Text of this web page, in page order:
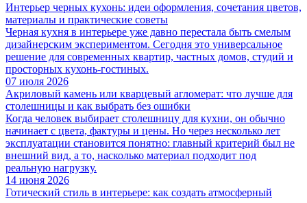
Интерьер черных кухонь: идеи оформления, сочетания цветов,
материалы и практические советы
Черная кухня в интерьере уже давно перестала быть смелым
дизайнерским экспериментом. Сегодня это универсальное
решение для современных квартир, частных домов, студий и
просторных кухонь-гостиных.
07 июля 2026
Акриловый камень или кварцевый агломерат: что лучше для
столешницы и как выбрать без ошибки
Когда человек выбирает столешницу для кухни, он обычно
начинает с цвета, фактуры и цены. Но через несколько лет
эксплуатации становится понятно: главный критерий был не
внешний вид, а то, насколько материал подходит под
реальную нагрузку.
14 июня 2026
Готический стиль в интерьере: как создать атмосферный